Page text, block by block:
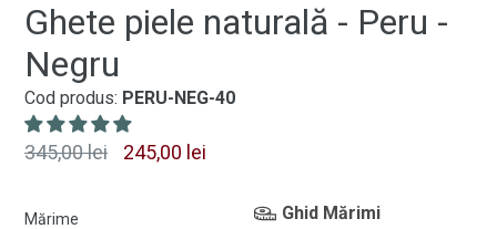
Ghete piele naturală - Peru -
Negru
Cod produs: PERU-NEG-40
Preț
345,00 lei 245,00 lei
Mărime Ghid Mărimi